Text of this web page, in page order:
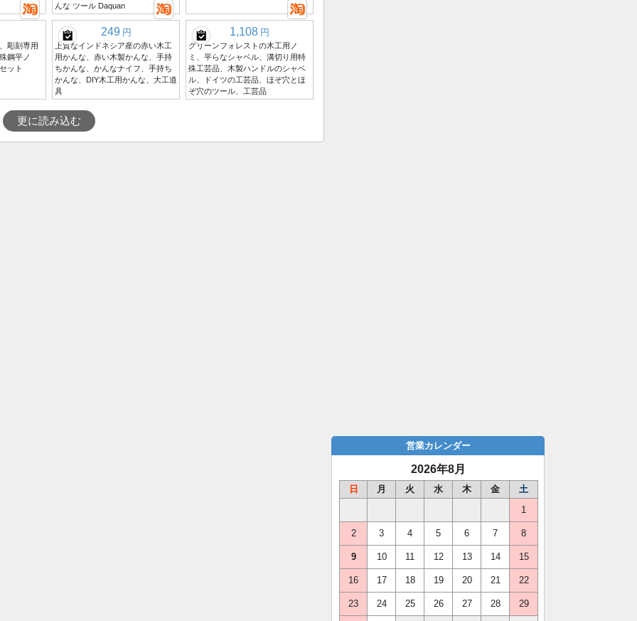
んな ツール Daquan
彫刻専用
鋼平ノ
ット
249 円
上質なインドネシア産の赤い木工
用かんな、赤い木製かんな、手持
ちかんな、かんなナイフ、手持ち
かんな、DIY木工用かんな、大工道
具
1,108 円
グリーンフォレストの木工用ノ
ミ、平らなシャベル、溝切り用特
殊工芸品、木製ハンドルのシャベ
ル、ドイツの工芸品、ほぞ穴とほ
ぞ穴のツール、工芸品
更に読み込む
営業カレンダー
2026年8月
日 月 火 水 木 金
土
1
2 3 4 5 6 7 8
9 10 11 12 13 14 15
16 17 18 19 20 21 22
23 24 25 26 27 28 29